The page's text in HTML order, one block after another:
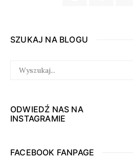
SZUKAJ NA BLOGU
FOR:
ODWIEDŹ NAS NA
INSTAGRAMIE
FACEBOOK FANPAGE